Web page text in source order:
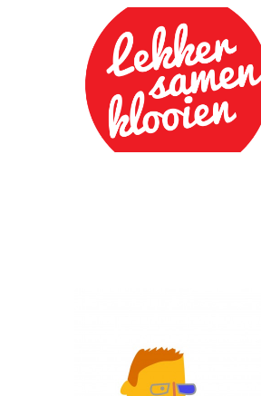
LEKKER SAMEN
KLOOIEN